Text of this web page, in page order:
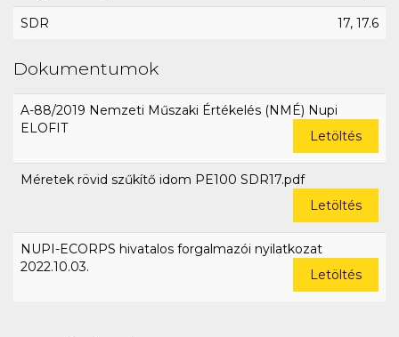
SDR 17, 17.6
Dokumentumok
A-88/2019 Nemzeti Műszaki Értékelés (NMÉ) Nupi
ELOFIT
Letöltés
Méretek rövid szűkítő idom PE100 SDR17.pdf
Letöltés
NUPI-ECORPS hivatalos forgalmazói nyilatkozat
2022.10.03.
Letöltés